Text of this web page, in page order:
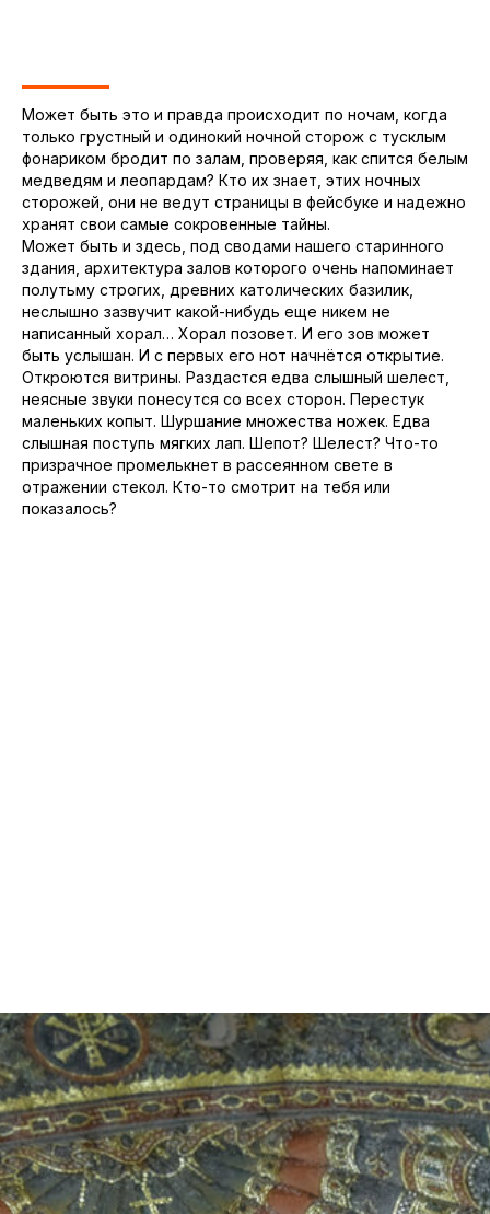
Может быть это и правда происходит по ночам, когда
только грустный и одинокий ночной сторож с тусклым
фонариком бродит по залам, проверяя, как спится белым
медведям и леопардам? Кто их знает, этих ночных
сторожей, они не ведут страницы в фейсбуке и надежно
хранят свои самые сокровенные тайны.
Может быть и здесь, под сводами нашего старинного
здания, архитектура залов которого очень напоминает
полутьму строгих, древних католических базилик,
неслышно зазвучит какой-нибудь еще никем не
написанный хорал… Хорал позовет. И его зов может
быть услышан. И с первых его нот начнётся открытие.
Откроются витрины. Раздастся едва слышный шелест,
неясные звуки понесутся со всех сторон. Перестук
маленьких копыт. Шуршание множества ножек. Едва
слышная поступь мягких лап. Шепот? Шелест? Что-то
призрачное промелькнет в рассеянном свете в
отражении стекол. Кто-то смотрит на тебя или
показалось?